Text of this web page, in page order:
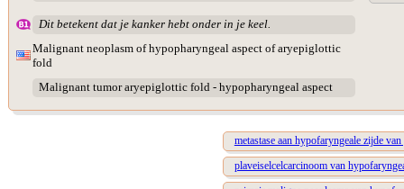
Dit betekent dat je kanker hebt onder in je keel.
Malignant neoplasm of hypopharyngeal aspect of aryepiglottic
fold
Malignant tumor aryepiglottic fold - hypopharyngeal aspect
metastase aan hypofaryngeale zijde
plaveiselcelcarcinoom van